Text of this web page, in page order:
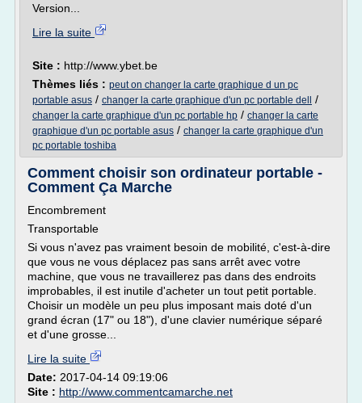
Version...
Lire la suite
Site : http://www.ybet.be
Thèmes liés : peut on changer la carte graphique d un pc
portable asus / changer la carte graphique d'un pc portable dell /
changer la carte graphique d'un pc portable hp / changer la carte
graphique d'un pc portable asus / changer la carte graphique d'un
pc portable toshiba
Comment choisir son ordinateur portable -
Comment Ça Marche
Encombrement
Transportable
Si vous n'avez pas vraiment besoin de mobilité, c'est-à-dire
que vous ne vous déplacez pas sans arrêt avec votre
machine, que vous ne travaillerez pas dans des endroits
improbables, il est inutile d'acheter un tout petit portable.
Choisir un modèle un peu plus imposant mais doté d'un
grand écran (17" ou 18"), d'une clavier numérique séparé
et d'une grosse...
Lire la suite
Date: 2017-04-14 09:19:06
Site : http://www.commentcamarche.net